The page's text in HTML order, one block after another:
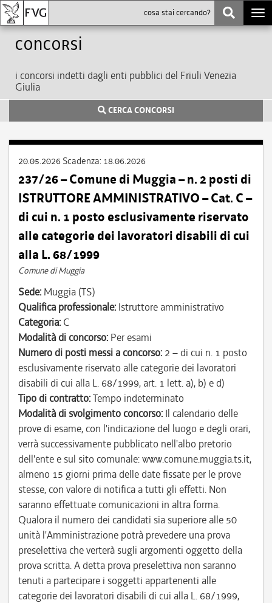
Concorsi
i concorsi indetti dagli enti pubblici del Friuli Venezia
Giulia
CERCA CONCORSI
20.05.2026 Scadenza: 18.06.2026
237/26 – Comune di Muggia – n. 2 posti di
ISTRUTTORE AMMINISTRATIVO – Cat. C –
di cui n. 1 posto esclusivamente riservato
alle categorie dei lavoratori disabili di cui
alla L. 68/1999
Comune di Muggia
Sede: Muggia (TS)
Qualifica professionale: Istruttore amministrativo
Categoria: C
Modalità di concorso: Per esami
Numero di posti messi a concorso: 2 – di cui n. 1 posto
esclusivamente riservato alle categorie dei lavoratori
disabili di cui alla L. 68/1999, art. 1 lett. a), b) e d)
Tipo di contratto:Tempo indeterminato
Modalità di svolgimento concorso: Il calendario delle
prove di esame, con l'indicazione del luogo e degli orari,
verrà successivamente pubblicato nell'albo pretorio
dell'ente e sul sito comunale: www.comune.muggia.ts.it,
almeno 15 giorni prima delle date fissate per le prove
stesse, con valore di notifica a tutti gli effetti. Non
saranno effettuate comunicazioni in altra forma.
Qualora il numero dei candidati sia superiore alle 50
unità l'Amministrazione potrà prevedere una prova
preselettiva che verterà sugli argomenti oggetto della
prova scritta. A detta prova preselettiva non saranno
tenuti a partecipare i soggetti appartenenti alle
categorie dei lavoratori disabili di cui alla L. 68/1999,